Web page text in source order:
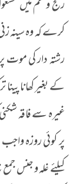
رنج و غم میں
کرے کہ وہ سینہ
رشتہ دار کی
کے بغیر کھانا
غیرہ سے فاقہ
پر کوئی روزہ
کیلئے غلہ و جنس